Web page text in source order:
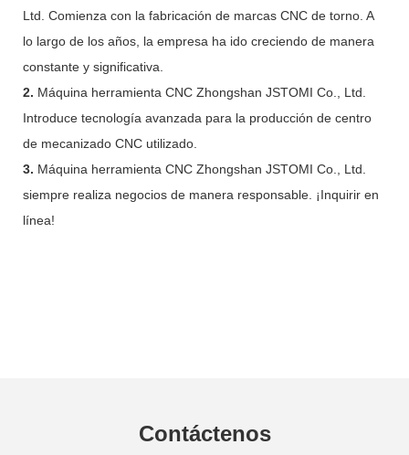
Ltd. Comienza con la fabricación de marcas CNC de torno. A
lo largo de los años, la empresa ha ido creciendo de manera
constante y significativa.
2. Máquina herramienta CNC Zhongshan JSTOMI Co., Ltd.
Introduce tecnología avanzada para la producción de centro
de mecanizado CNC utilizado.
3. Máquina herramienta CNC Zhongshan JSTOMI Co., Ltd.
siempre realiza negocios de manera responsable. ¡Inquirir en
línea!
Contáctenos